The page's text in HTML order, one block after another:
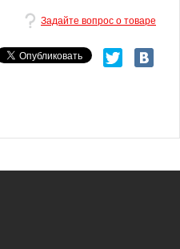
Задайте вопрос о товаре